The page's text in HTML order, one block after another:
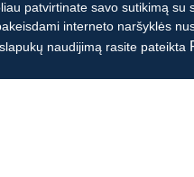
Šiauliai, Lietuva
patvirtinate savo sutikimą su
interneto naršyklės
naudijimą rasite pateikta